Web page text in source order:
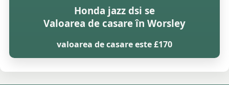
Honda jazz dsi se
Valoarea de casare în Worsley
valoarea de casare este £170